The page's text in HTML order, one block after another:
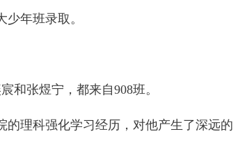
年班录取。
和张煜宁，都来自908班。
理科强化学习经历，对他产生了深远的